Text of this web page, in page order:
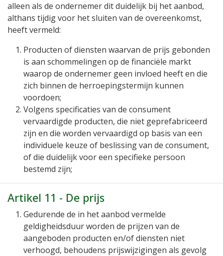
alleen als de ondernemer dit duidelijk bij het aanbod,
althans tijdig voor het sluiten van de overeenkomst,
heeft vermeld:
Producten of diensten waarvan de prijs gebonden
is aan schommelingen op de financiële markt
waarop de ondernemer geen invloed heeft en die
zich binnen de herroepingstermijn kunnen
voordoen;
Volgens specificaties van de consument
vervaardigde producten, die niet geprefabriceerd
zijn en die worden vervaardigd op basis van een
individuele keuze of beslissing van de consument,
of die duidelijk voor een specifieke persoon
bestemd zijn;
Artikel 11 - De prijs
Gedurende de in het aanbod vermelde
geldigheidsduur worden de prijzen van de
aangeboden producten en/of diensten niet
verhoogd, behoudens prijswijzigingen als gevolg